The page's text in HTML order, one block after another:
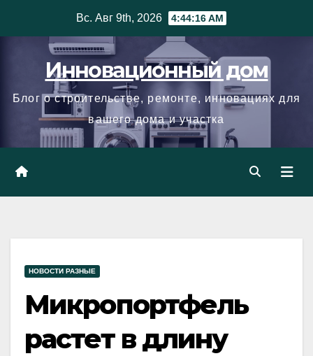
Вс. Авг 9th, 2026 4:44:17 AM
Инновационный дом
Блог о строительстве, ремонте, инновациях для
вашего дома и участка
НОВОСТИ РАЗНЫЕ
Микропортфель
растет в длину